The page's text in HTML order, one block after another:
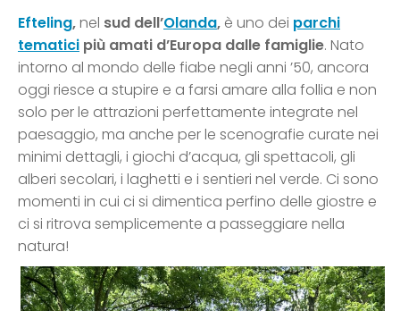
Efteling,nel sud dell’Olanda, è uno dei parchi
tematici più amati d’Europa dalle famiglie. Nato
intorno al mondo delle fiabe negli anni ’50, ancora
oggi riesce a stupire e a farsi amare alla follia e non
solo per le attrazioni perfettamente integrate nel
paesaggio, ma anche per le scenografie curate nei
minimi dettagli, i giochi d’acqua, gli spettacoli, gli
alberi secolari, i laghetti e i sentieri nel verde. Ci sono
momenti in cui ci si dimentica perfino delle giostre e
ci si ritrova semplicemente a passeggiare nella
natura!